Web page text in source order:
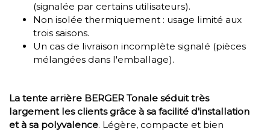
(signalée par certains utilisateurs).
Non isolée thermiquement : usage limité aux
trois saisons.
Un cas de livraison incomplète signalé (pièces
mélangées dans l'emballage).
La tente arrière BERGER Tonale séduit très
largement les clients grâce à sa facilité d'installation
et à sa polyvalence. Légère, compacte et bien